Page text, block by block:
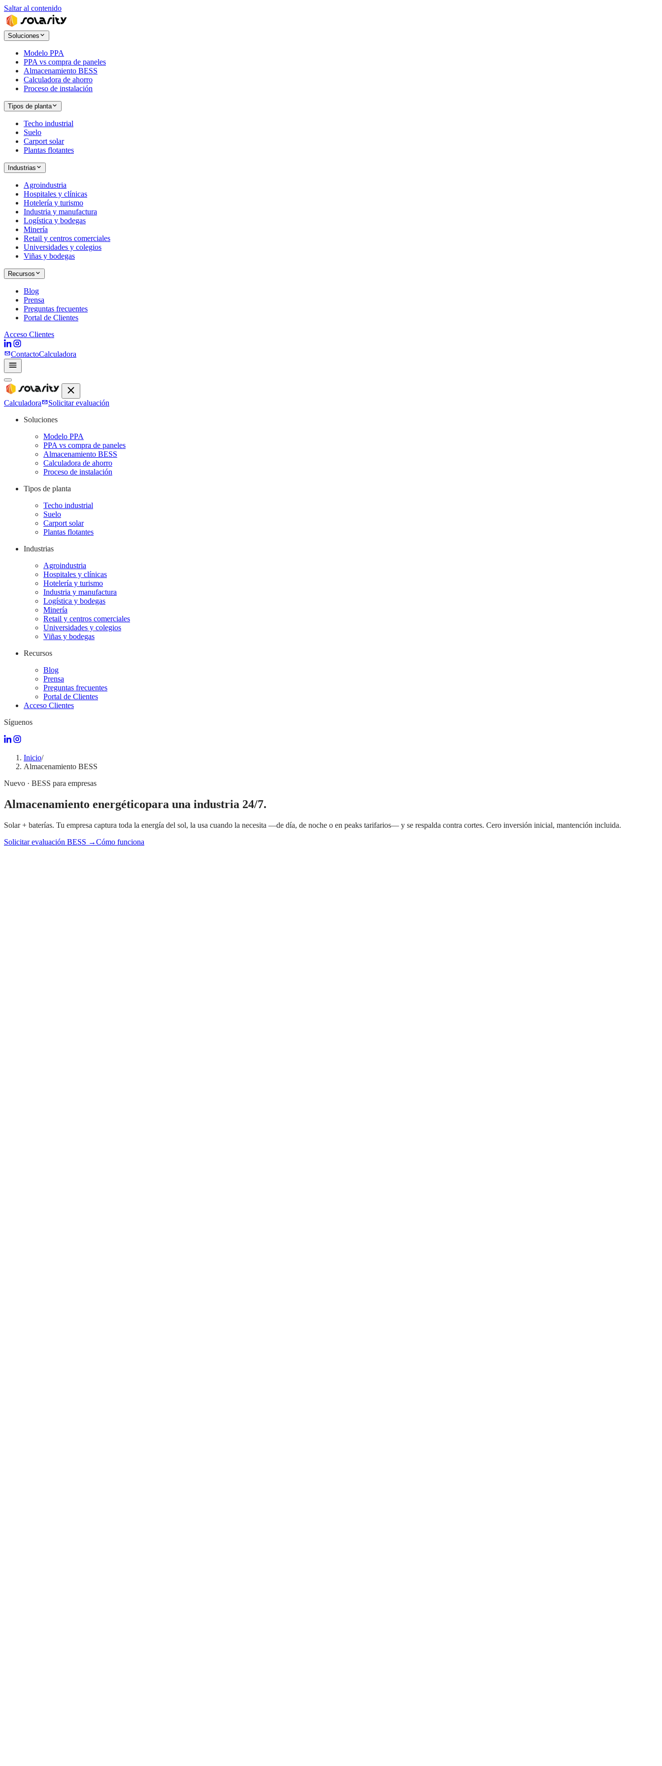
Saltar al contenido
Soluciones
Modelo PPA
PPA vs compra de paneles
Almacenamiento BESS
Calculadora de ahorro
Proceso de instalación
Tipos de planta
Techo industrial
Suelo
Carport solar
Plantas flotantes
Industrias
Agroindustria
Hospitales y clínicas
Hotelería y turismo
Industria y manufactura
Logística y bodegas
Minería
Retail y centros comerciales
Universidades y colegios
Viñas y bodegas
Recursos
Blog
Prensa
Preguntas frecuentes
Portal de Clientes
Acceso Clientes
ContactoCalculadora
Calculadora
Solicitar evaluación
Soluciones
Modelo PPA
PPA vs compra de paneles
Almacenamiento BESS
Calculadora de ahorro
Proceso de instalación
Tipos de planta
Techo industrial
Suelo
Carport solar
Plantas flotantes
Industrias
Agroindustria
Hospitales y clínicas
Hotelería y turismo
Industria y manufactura
Logística y bodegas
Minería
Retail y centros comerciales
Universidades y colegios
Viñas y bodegas
Recursos
Blog
Prensa
Preguntas frecuentes
Portal de Clientes
Acceso Clientes
Síguenos
Inicio/
Almacenamiento BESS
Nuevo · BESS para empresas
Almacenamiento energéticopara una industria 24/7.
Solar + baterías. Tu empresa captura toda la energía del sol, la usa cuando la necesita —de día, de noche o en peaks tarifarios— y se respalda contra cortes. Cero inversión inicial, mantención incluida.
Solicitar evaluación BESS →Cómo funciona